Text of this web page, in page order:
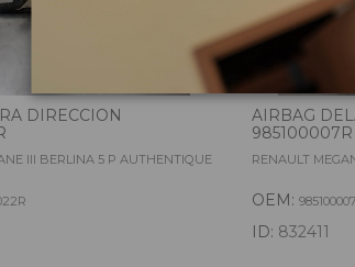
DIRECCION
III BERLINA 5 P AUTHENTIQUE
AIRBAG
985100007R
RENAULT
OEM:
ID: 832411